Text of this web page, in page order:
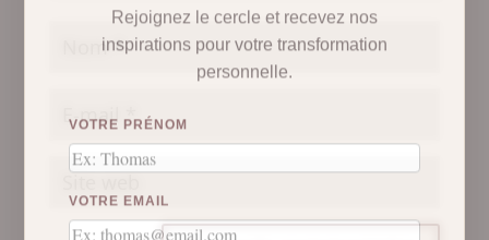
Rejoignez le cercle et recevez nos
inspirations pour votre transformation
personnelle.
VOTRE PRÉNOM
VOTRE EMAIL